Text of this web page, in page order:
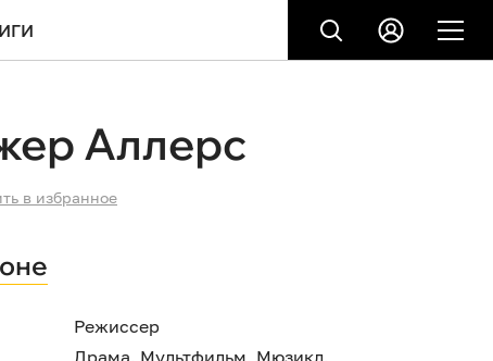
Аллерс
в избранное
Режиссер
Драма, Мультфильм, Мюзикл,